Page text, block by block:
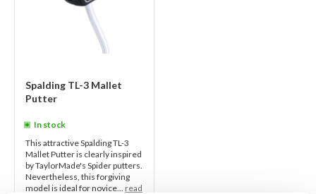
Spalding TL-3 Mallet
Putter
In stock
This attractive Spalding TL-3
Mallet Putter is clearly inspired
by TaylorMade's Spider putters.
Nevertheless, this forgiving
model is ideal for novice... read